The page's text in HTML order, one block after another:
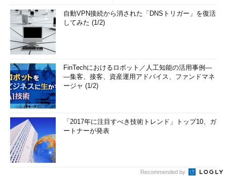
自動VPN接続から消された「DNSトリガー」を復活
してみた (1/2)
FinTechにおけるロボット／人工知能の活用事例―
―集客、接客、資産運用アドバイス、ファンドマネ
ージャ (1/2)
「2017年に注目すべき技術トレンド」トップ10、ガ
ートナーが発表
Recommended by